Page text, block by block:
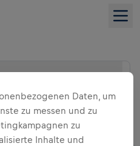
Daten, um
zu messen und zu
zu
Inhalte und